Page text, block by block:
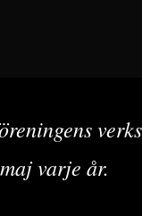
varje år.